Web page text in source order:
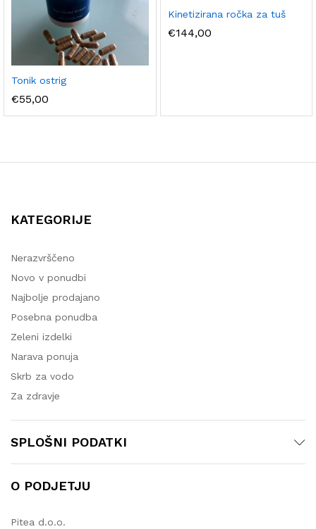
Tonik ostrig
€55,00
Kinetizirana ročka za tuš
€144,00
KATEGORIJE
Nerazvrščeno
Novo v ponudbi
Najbolje prodajano
Posebna ponudba
Zeleni izdelki
Narava ponuja
Skrb za vodo
Za zdravje
SPLOŠNI PODATKI
O PODJETJU
Pitea d.o.o.